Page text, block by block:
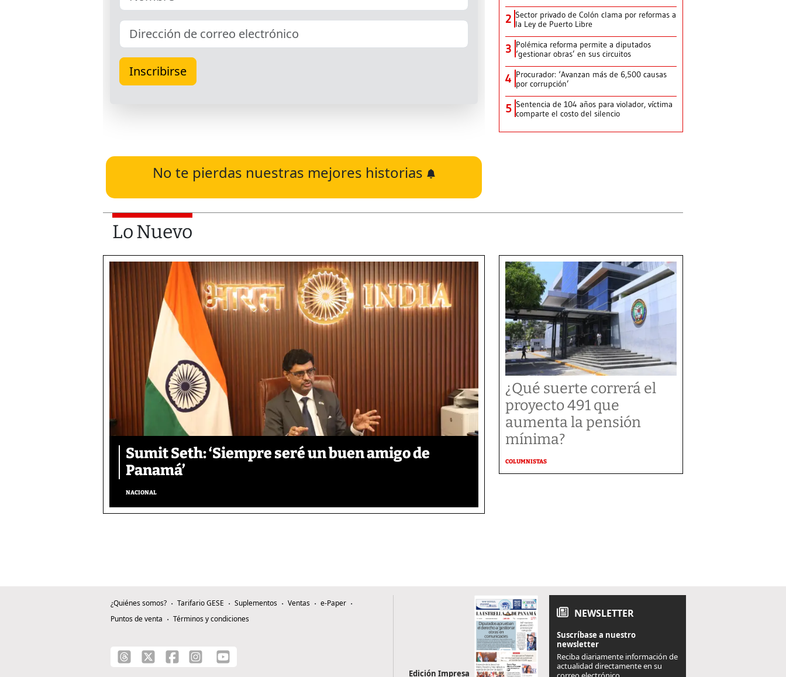
No te pierdas nuestras mejores historias
2 Sector privado de Colón clama por reformas a
la Ley de Puerto Libre
3 Polémica reforma permite a diputados
‘gestionar obras’ en sus circuitos
4 Procurador: ‘Avanzan más de 6,500 causas
por corrupción’
5 Sentencia de 104 años para violador, víctima
comparte el costo del silencio
Lo Nuevo
Sumit Seth: ‘Siempre seré un buen amigo de
Panamá’
NACIONAL
¿Qué suerte correrá el
proyecto 491 que
aumenta la pensión
mínima?
COLUMNISTAS
¿Quiénes somos? Tarifario GESE Suplementos Ventas
e-Paper
Puntos de venta
Términos y condiciones
Edición Impresa
NEWSLETTER
Suscríbase a nuestro
newsletter
Reciba diariamente información de
actualidad directamente en su